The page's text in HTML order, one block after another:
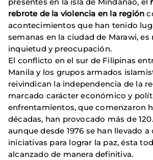
presentes en la isla de Mindanao, el
rebrote de la violencia en la región
acontecimientos que han tenido
semanas en la ciudad de Marawi,
inquietud y preocupación.
El conflicto en el sur de Filipinas
Manila y los grupos armados
reivindican la independencia de la
marcado carácter económico y
enfrentamientos, que comenzaron
décadas, han provocado más de
aunque desde 1976 se han llevado
iniciativas para lograr la paz, ésta
alcanzado de manera definitiva.